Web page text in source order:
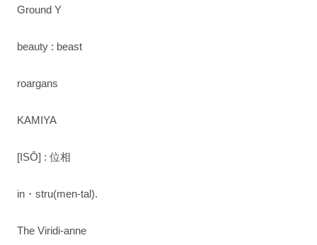
Ground Y
beauty : beast
roargans
KAMIYA
[ISŌ] : 位相
in・stru(men-tal).
The Viridi-anne